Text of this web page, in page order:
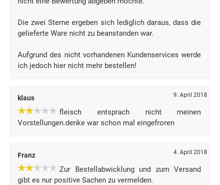
Die zwei Sterne ergeben sich lediglich daraus, dass die
gelieferte Ware nicht zu beanstanden war.
Aufgrund des nicht vorhandenen Kundenservices werde
ich jedoch hier nicht mehr bestellen!
klaus 9. April 2018
fleisch entsprach nicht meinen
Vorstellungen.denke war schon mal eingefroren
Franz 4. April 2018
Zur Bestellabwicklung und zum Versand
gibt es nur positive Sachen zu vermelden.